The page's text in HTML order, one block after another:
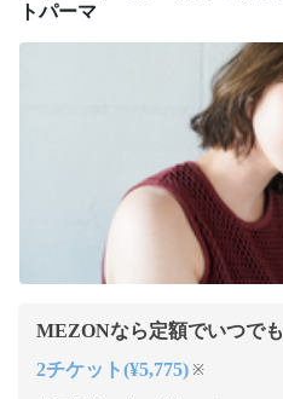
トパーマ
MEZONなら定額でいつでも
2チケット(¥5,775) ※